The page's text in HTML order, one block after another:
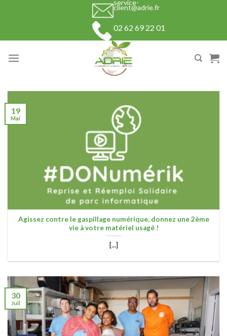
service-
client@adrie.fr
02 62 69 22 01
Agissez contre le gaspillage numérique, donnez une 2ème
vie à votre matériel usagé !
[...]
19
Mai
30
Juil